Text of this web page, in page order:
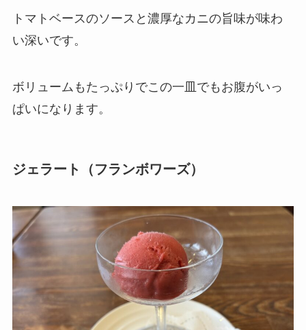
トマトベースのソースと濃厚なカニの旨味が味わ
い深いです。
ボリュームもたっぷりでこの一皿でもお腹がいっ
ぱいになります。
ジェラート（フランボワーズ）